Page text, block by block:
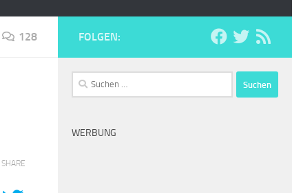
128
SHARE
FOLGEN:
Suchen
nach:
WERBUNG